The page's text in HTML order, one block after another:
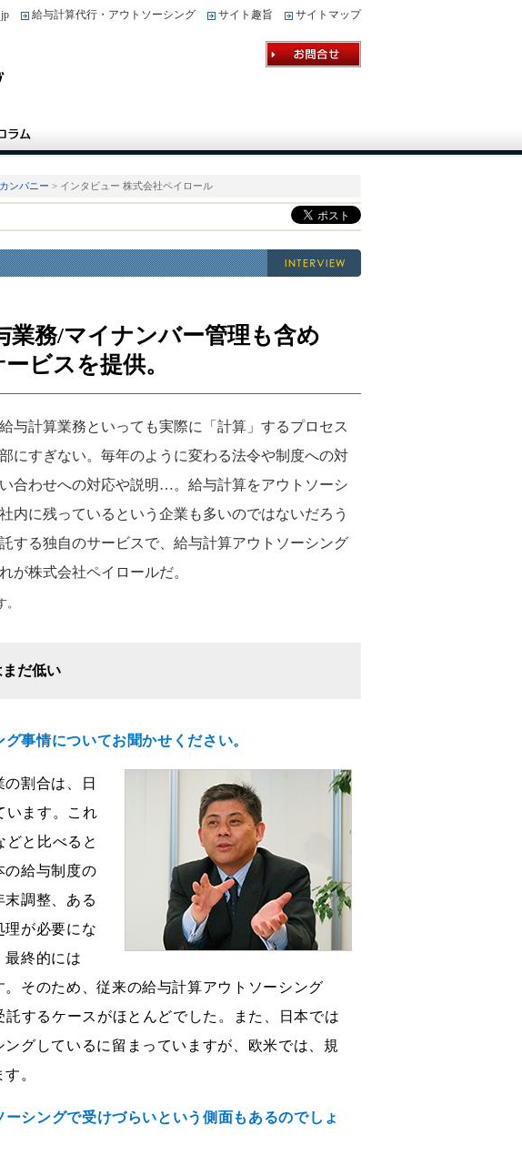
給与計算代行・アウトソーシング サイト趣旨 サイトマップ
ンパニー > インタビュー 株式会社ペイロール
業務/マイナンバー管理も含め
ビスを提供。
与計算業務といっても実際に「計算」するプロセス
にすぎない。毎年のように変わる法令や制度への対
合わせへの対応や説明…。給与計算をアウトソーシ
内に残っているという企業も多いのではないだろう
する独自のサービスで、給与計算アウトソーシング
が株式会社ペイロールだ。
だ低い
事情についてお聞かせください。
割合は、日
います。これ
どと比べると
の給与制度の
調整、ある
が必要にな
最終的には
そのため、従来の給与計算アウトソーシング
するケースがほとんどでした。また、日本では
グしているに留まっていますが、欧米では、規
。
シングで受けづらいという側面もあるのでしょ